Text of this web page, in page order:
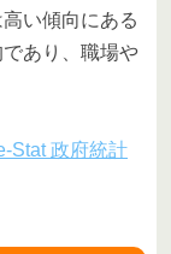
い傾向にある
あり、職場や
Stat 政府統計